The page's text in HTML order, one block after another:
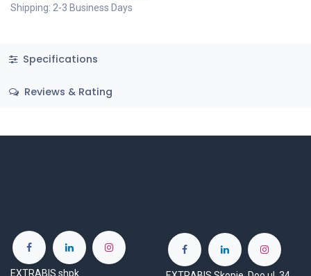
Shipping: 2-3 Business Days
Specifications
Reviews & Rating
EXTRABIS shpk